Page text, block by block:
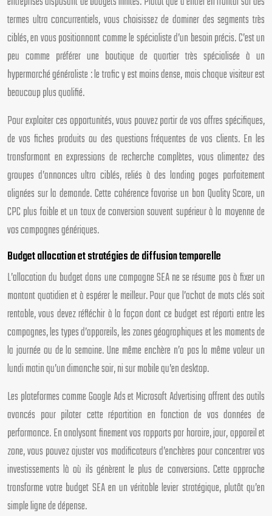
termes ultra concurrentiels, vous choisissez de dominer des segments très
ciblés, en vous positionnant comme le spécialiste d’un besoin précis. C’est un
peu comme préférer une boutique de quartier très spécialisée à un
hypermarché généraliste : le trafic y est moins dense, mais chaque visiteur est
beaucoup plus qualifié.
Pour exploiter ces opportunités, vous pouvez partir de vos offres spécifiques,
de vos fiches produits ou des questions fréquentes de vos clients. En les
transformant en expressions de recherche complètes, vous alimentez des
groupes d’annonces ultra ciblés, reliés à des landing pages parfaitement
alignées sur la demande. Cette cohérence favorise un bon Quality Score, un
CPC plus faible et un taux de conversion souvent supérieur à la moyenne de
vos campagnes génériques.
Budget allocation et stratégies de diffusion temporelle
L’allocation du budget dans une campagne SEA ne se résume pas à fixer un
montant quotidien et à espérer le meilleur. Pour que l’achat de mots clés soit
rentable, vous devez réfléchir à la façon dont ce budget est réparti entre les
campagnes, les types d’appareils, les zones géographiques et les moments de
la journée ou de la semaine. Une même enchère n’a pas la même valeur un
lundi matin qu’un dimanche soir, ni sur mobile qu’en desktop.
Les plateformes comme Google Ads et Microsoft Advertising offrent des outils
avancés pour piloter cette répartition en fonction de vos données de
performance. En analysant finement vos rapports par horaire, jour, appareil et
zone, vous pouvez ajuster vos modificateurs d’enchères pour concentrer vos
investissements là où ils génèrent le plus de conversions. Cette approche
transforme votre budget SEA en un véritable levier stratégique, plutôt qu’en
simple ligne de dépense.